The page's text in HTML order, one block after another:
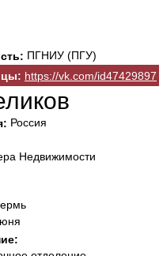
ПГНИУ (ПГУ)
https://vk.com/id47429897
Россия
Недвижимости